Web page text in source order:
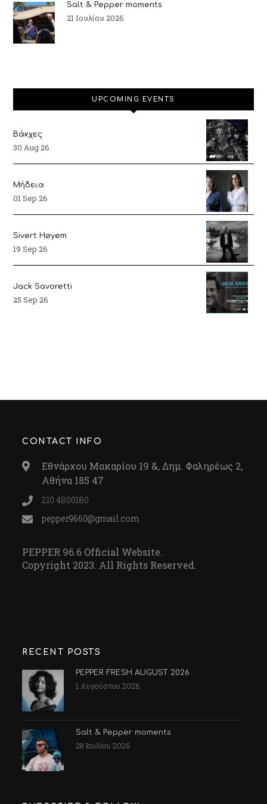
Salt & Pepper moments
21 Ιουλίου 2026
UPCOMING EVENTS
Βάκχες
30 Aug 26
Μήδεια
01 Sep 26
Sivert Høyem
19 Sep 26
Jack Savoretti
25 Sep 26
CONTACT INFO
Εθνάρχου Μακαρίου 19 &, Δημ. Φαληρέως 2,
Αθήνα 185 47
210 4800180
pepper9660@gmail.com
PEPPER 96.6 Official Website.
Copyright 2023. All Rights Reserved.
RECENT POSTS
PEPPER FRESH AUGUST 2026
1 Αυγούστου 2026
Salt & Pepper moments
28 Ιουλίου 2026